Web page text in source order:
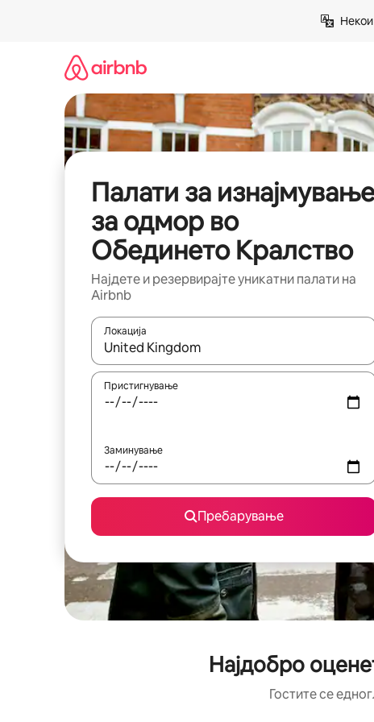
Палати за изнајмување
за одмор во
Обединето Кралство
Најдете и резервирајте уникатни палати на
Airbnb
Локација
Кога резултатите се достапни, движете се со
Пристигнување
Заминување
Пребарување
Најдобро
Гостите се